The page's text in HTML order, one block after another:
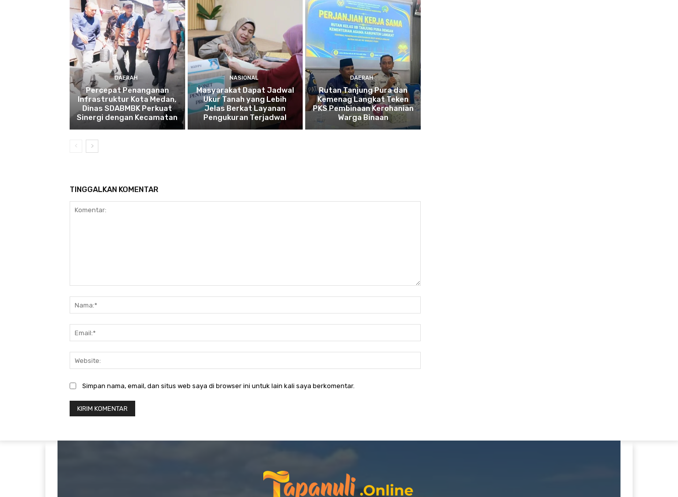
DAERAH
Percepat Penanganan
Infrastruktur Kota Medan,
Dinas SDABMBK Perkuat
Sinergi dengan Kecamatan
NASIONAL
Masyarakat Dapat Jadwal
Ukur Tanah yang Lebih
Jelas Berkat Layanan
Pengukuran Terjadwal
DAERAH
Rutan Tanjung Pura dan
Kemenag Langkat Teken
PKS Pembinaan Kerohanian
Warga Binaan
TINGGALKAN KOMENTAR
Simpan nama, email, dan situs web saya di browser ini untuk lain kali saya berkomentar.